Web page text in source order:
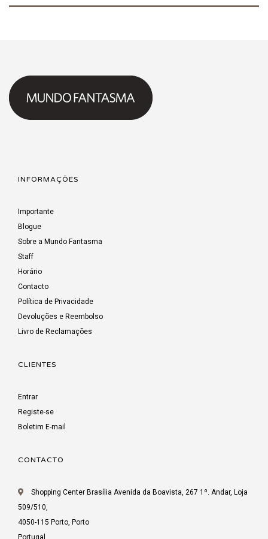
INFORMAÇÕES
Importante
Blogue
Sobre a Mundo Fantasma
Staff
Horário
Contacto
Política de Privacidade
Devoluções e Reembolso
Livro de Reclamações
CLIENTES
Entrar
Registe-se
Boletim E-mail
CONTACTO
Shopping Center Brasília Avenida da Boavista, 267 1º. Andar, Loja
509/510,
4050-115 Porto, Porto
Portugal